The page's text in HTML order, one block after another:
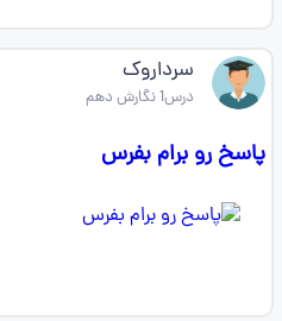
سرداروک
درس1 نگارش دهم
پاسخ رو برام بفرس